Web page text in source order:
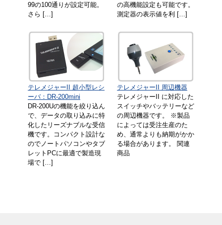
99の100通りが設定可能。
さら […]
の高機能設定も可能です。
測定器の表示値を利 […]
テレメジャーII 超小型レシ
ーバ：DR-200mini
DR-200Uの機能を絞り込ん
で、データの取り込みに特
化したリーズナブルな受信
機です。コンパクト設計な
のでノートパソコンやタブ
レットPCに最適で製造現
場で […]
テレメジャーII 周辺機器
テレメジャーII に対応した
スイッチやバッテリーなど
の周辺機器です。 ※製品
によっては受注生産のた
め、通常よりも納期がかか
る場合があります。 関連
商品